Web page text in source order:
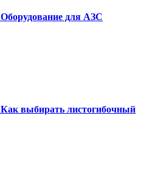
Оборудование для АЗС
Как выбирать листогибочный